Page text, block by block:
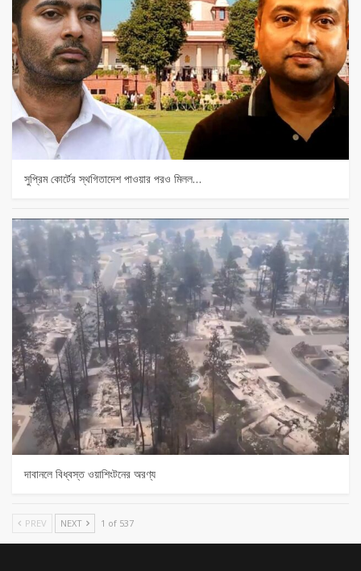
সুপ্রিম কোর্টের স্থগিতাদেশ পাওয়ার পর‌ও মিলল…
দাবানলে বিধ্বস্ত ওয়াশিংটনের অরণ্য
PREV NEXT 1 of 537